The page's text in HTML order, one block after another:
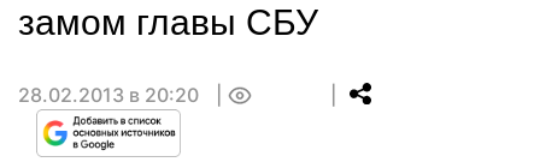
замом главы СБУ
28.02.2013 в 20:20